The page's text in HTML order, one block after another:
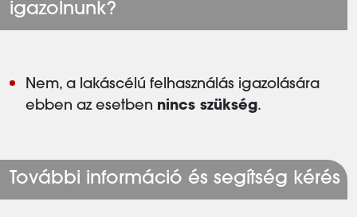
igazolnunk?
Nem, a lakáscélú felhasználás igazolására
ebben az esetben nincs szükség.
További információ és segítség kérés